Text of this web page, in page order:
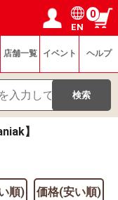
録
EN
0
店舗一覧 イベント ヘルプ
】
順) 価格(安い順)